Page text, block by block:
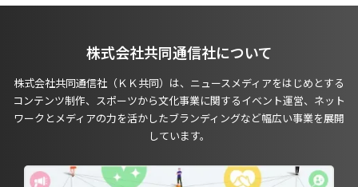
株式会社共同通信社について
株式会社共同通信社（ＫＫ共同）は、ニュースメディアをはじめとする
コンテンツ制作、スポーツから文化事業に関するイベント運営、ネット
ワークとメディアの力を活かしたブランディングなど幅広い事業を展開
しています。